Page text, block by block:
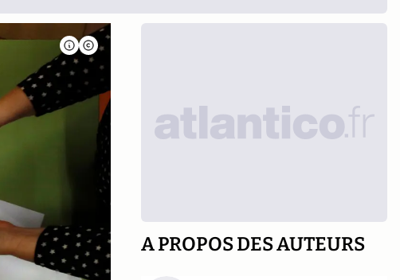
A PROPOS DES AUTEURS